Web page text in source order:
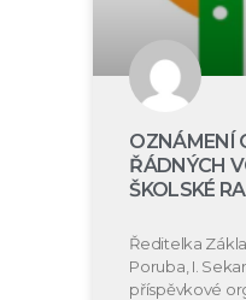
OZNÁMENÍ
ŘÁDNÝCH
ŠKOLSKÉ
Ředitelka
Poruba, I.
příspěvkové